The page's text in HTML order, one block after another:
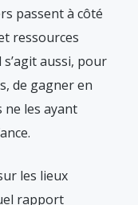
passent à côté
ressources
aussi, pour
de gagner en
ne les ayant
les lieux
rapport